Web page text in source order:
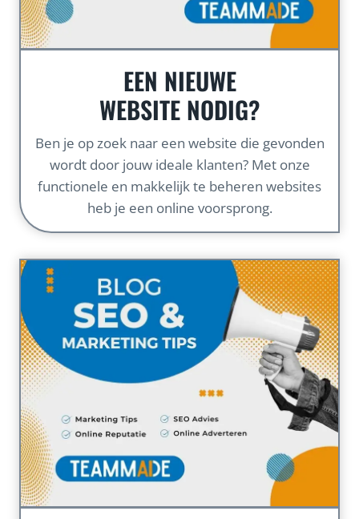
EEN NIEUWE
WEBSITE NODIG?
Ben je op zoek naar een website die gevonden
wordt door jouw ideale klanten? Met onze
functionele en makkelijk te beheren websites
heb je een online voorsprong.